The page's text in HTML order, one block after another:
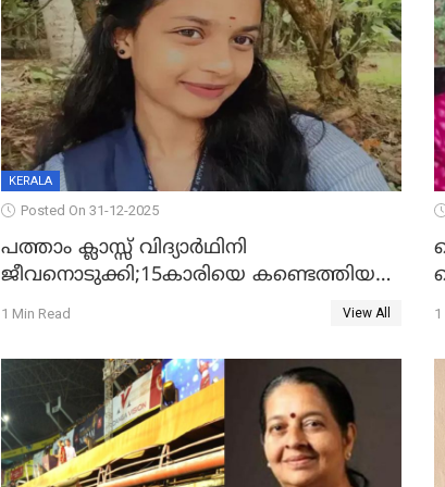
KERALA
Posted On 31-12-2025
പത്താം ക്ലാസ്സ് വിദ്യാര്‍ഥിനി
ജീവനൊടുക്കി;15കാരിയെ കണ്ടെത്തിയത്
കിടപ്പുമുറിയില്‍ തൂങ്ങി മരിച്ച നിലയിൽ
1 Min Read View All 1